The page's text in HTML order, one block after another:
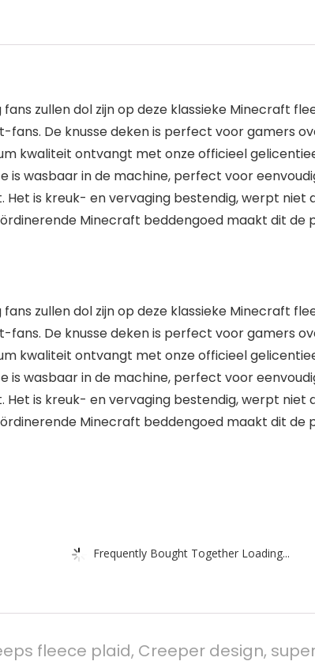
fans zullen dol zijn op deze klassieke Minecraft
De knusse deken is perfect voor gamers
kwaliteit ontvangt met onze officieel
wasbaar in de machine, perfect voor
is kreuk- en vervaging bestendig, werpt niet
coördinerende Minecraft beddengoed maakt dit
fans zullen dol zijn op deze klassieke Minecraft
De knusse deken is perfect voor gamers
kwaliteit ontvangt met onze officieel
wasbaar in de machine, perfect voor
is kreuk- en vervaging bestendig, werpt niet
coördinerende Minecraft beddengoed maakt dit
Frequently Bought Together Loading...
fleece plaid, Creeper design,